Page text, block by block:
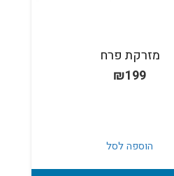
מזרקת פרח
₪199
הוספה לסל